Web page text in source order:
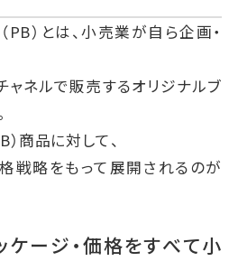
PB）とは、小売業が自ら企画・
ネルで販売するオリジナルブ
）商品に対して、
戦略をもって展開されるのが
ージ・価格をすべて小